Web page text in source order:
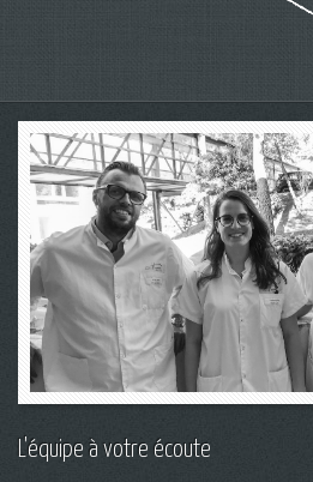
L'équipe à votre écoute